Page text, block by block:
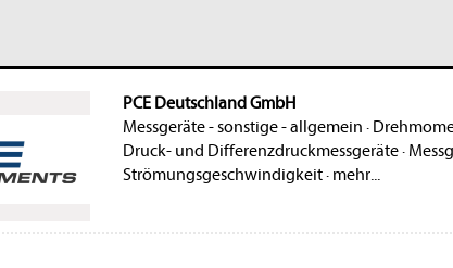
PCE Deutschland GmbH
Messgeräte - sonstige - allgemein ·
Druck- und Differenzdruckmessgeräte·
Strömungsgeschwindigkeit· mehr...